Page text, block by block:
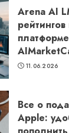
Arena AI
11.06.2026
Все о
Apple: